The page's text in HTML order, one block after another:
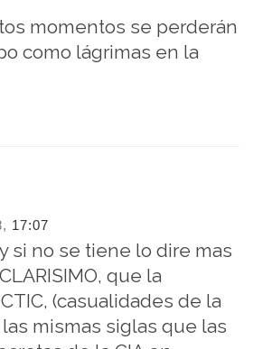
momentos se perderán
como lágrimas en la
17:07
si no se tiene lo dire mas
que la
(casualidades de la
mismas siglas que las